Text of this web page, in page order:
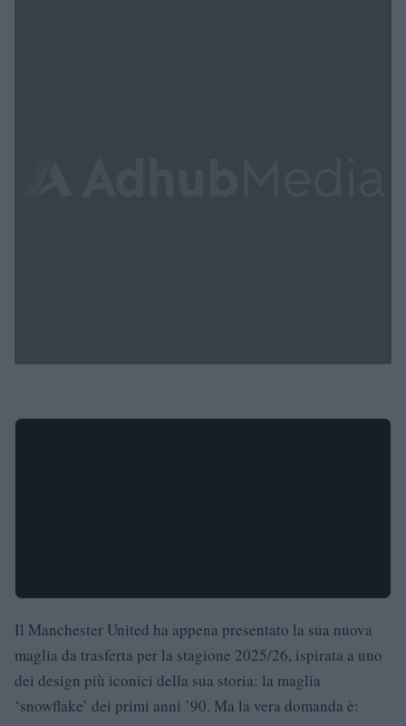
Il Manchester United ha appena presentato la sua nuova
maglia da trasferta per la stagione 2025/26, ispirata a uno
dei design più iconici della sua storia: la maglia
‘snowflake’ dei primi anni ’90. Ma la vera domanda è: